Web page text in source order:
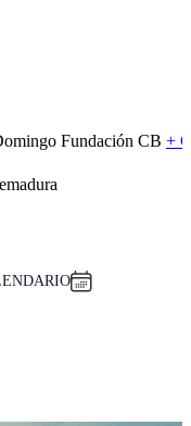
Fundación CB +